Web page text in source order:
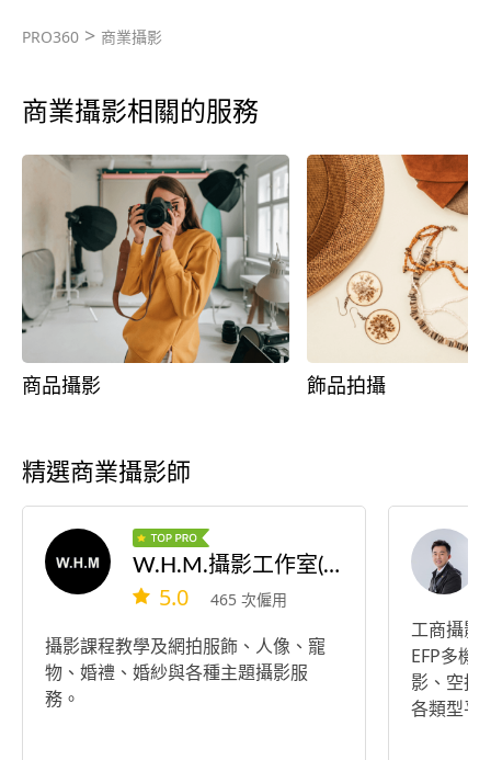
PRO360 > 商業攝影
商業攝影相關的服務
商品攝影 飾品拍攝
精選商業攝影師
W.H.M.攝影工作室(婚紗、婚禮、網拍、商攝)
5.0 465 次僱用
攝影課程教學及網拍服飾、人像、寵
物、婚禮、婚紗與各種主題攝影服
務。
工商攝影
EFP多機
影、空拍
各類型平